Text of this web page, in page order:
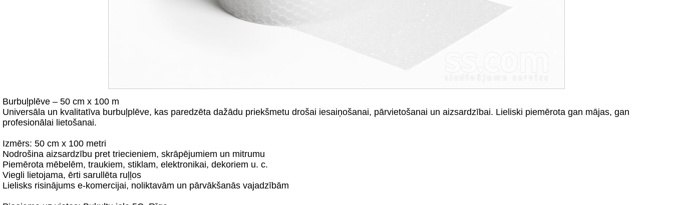
Burbuļplēve – 50 cm x 100 m
Universāla un kvalitatīva burbuļplēve, kas paredzēta dažādu priekšmetu drošai iesaiņošanai, pārvietošanai un aizsardzībai. Lieliski piemērota gan mājas, gan
profesionālai lietošanai.
Izmērs: 50 cm x 100 metri
Nodrošina aizsardzību pret triecieniem, skrāpējumiem un mitrumu
Piemērota mēbelēm, traukiem, stiklam, elektronikai, dekoriem u. c.
Viegli lietojama, ērti sarullēta ruļļos
Lielisks risinājums e-komercijai, noliktavām un pārvākšanās vajadzībām